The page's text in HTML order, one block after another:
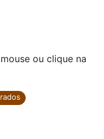
ou clique na